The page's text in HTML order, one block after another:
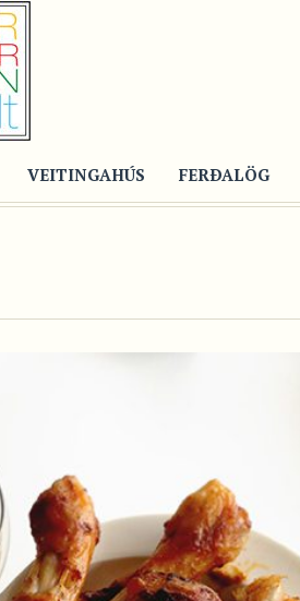
VEITINGAHÚS FERÐALÖG